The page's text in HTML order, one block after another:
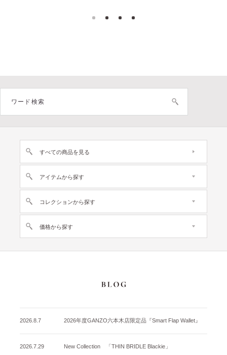
すべての商品を見る
アイテムから探す
コレクションから探す
価格から探す
2026.8.7 2026年度GANZO六本木店限定品『Smart Flap Wallet』
2026.7.29 New Collection 「THIN BRIDLE Blackie」